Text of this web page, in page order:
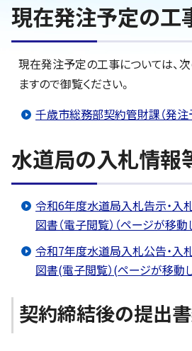
現在発注予定の工
現在発注予定の工事については、
ますので御覧ください。
千歳市総務部契約管財課（発注
水道局の入札情報
令和6年度水道局入札告示・入
図書（電子閲覧）（ページが移動
令和7年度水道局入札公告・入
図書(電子閲覧）(ページが移動
契約締結後の提出